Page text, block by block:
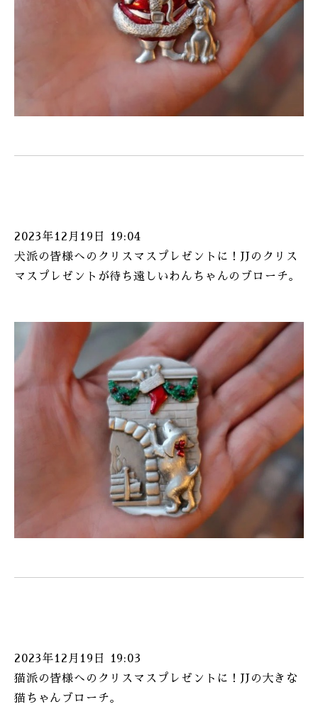
2023年12月19日 19:04
犬派の皆様へのクリスマスプレゼントに！JJのクリス
マスプレゼントが待ち遠しいわんちゃんのブローチ。
2023年12月19日 19:03
猫派の皆様へのクリスマスプレゼントに！JJの大きな
猫ちゃんブローチ。